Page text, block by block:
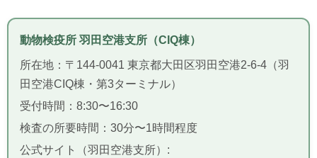
動物検疫所 羽田空港支所（CIQ棟）
所在地：〒144-0041 東京都大田区羽田空港2-6-4（羽
田空港CIQ棟・第3ターミナル）
受付時間：8:30〜16:30
検査の所要時間：30分〜1時間程度
公式サイト（羽田空港支所）: